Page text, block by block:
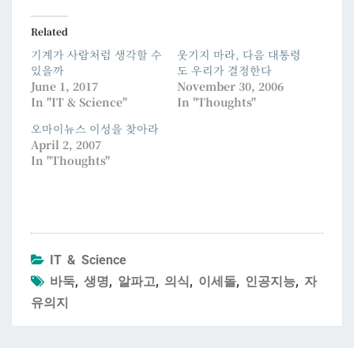
Related
기계가 사람처럼 생각할 수
있을까
June 1, 2017
In "IT & Science"
웃기지 마라, 다음 대통령
도 우리가 결정한다
November 30, 2006
In "Thoughts"
오마이뉴스 이성을 찾아라
April 2, 2007
In "Thoughts"
IT & Science
바둑, 생명, 알파고, 의식, 이세돌, 인공지능, 자
유의지